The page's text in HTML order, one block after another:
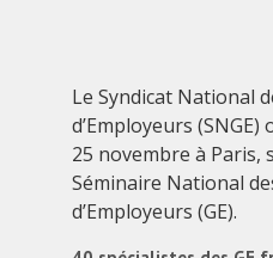
Le Syndicat National
d’Employeurs
25 novembre à Paris,
Séminaire National
d’Employeurs (GE).